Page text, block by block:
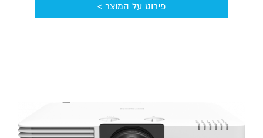
פירוט על המוצר >